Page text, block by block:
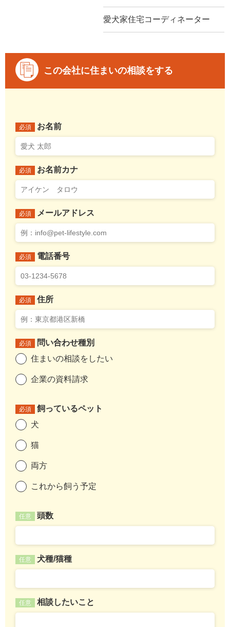
愛犬家住宅コーディネーター
この会社に住まいの相談をする
必須 お名前
必須 お名前カナ
必須 メールアドレス
必須 電話番号
必須 住所
必須
問い合わせ種別
住まいの相談をしたい
企業の資料請求
必須
飼っているペット
犬
猫
両方
これから飼う予定
任意 頭数
任意 犬種/猫種
任意 相談したいこと